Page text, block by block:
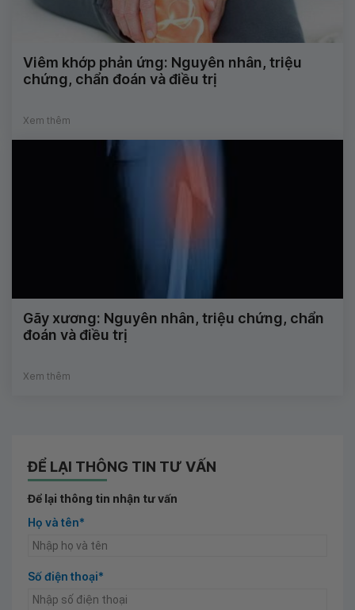
Viêm khớp phản ứng: Nguyên nhân, triệu
chứng, chẩn đoán và điều trị
Xem thêm
Gãy xương: Nguyên nhân, triệu chứng, chẩn
đoán và điều trị
Xem thêm
ĐỂ LẠI THÔNG TIN TƯ VẤN
Để lại thông tin nhận tư vấn
Họ và tên*
Số điện thoại*